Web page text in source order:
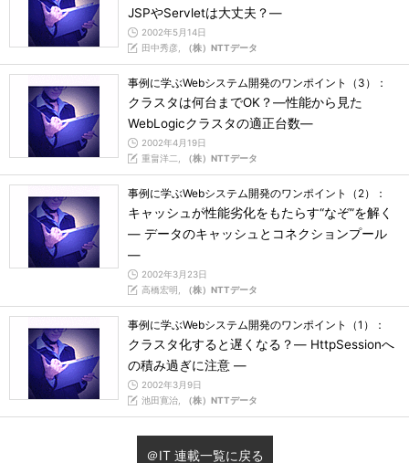
JSPやServletは大丈夫？―
2002年5月14日
田中秀彦,
（株）NTTデータ
事例に学ぶWebシステム開発のワンポイント（3）：
クラスタは何台までOK？―性能から見た
WebLogicクラスタの適正台数―
2002年4月19日
重畠洋二,
（株）NTTデータ
事例に学ぶWebシステム開発のワンポイント（2）：
キャッシュが性能劣化をもたらす“なぞ”を解く
― データのキャッシュとコネクションプール
―
2002年3月23日
高橋宏明,
（株）NTTデータ
事例に学ぶWebシステム開発のワンポイント（1）：
クラスタ化すると遅くなる？― HttpSessionへ
の積み過ぎに注意 ―
2002年3月9日
池田寛治,
（株）NTTデータ
＠IT 連載一覧に戻る